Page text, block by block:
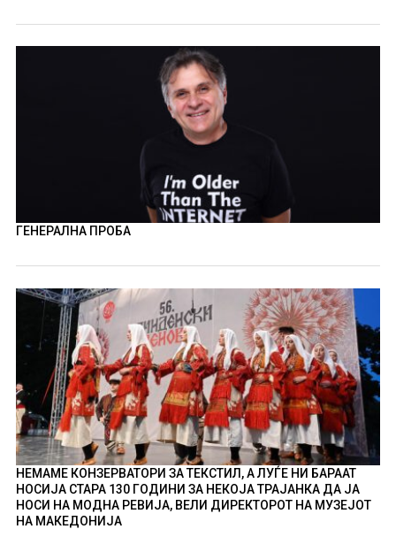
ГЕНЕРАЛНА ПРОБА
НЕМАМЕ КОНЗЕРВАТОРИ ЗА ТЕКСТИЛ, А ЛУЃЕ НИ БАРААТ
НОСИЈА СТАРА 130 ГОДИНИ ЗА НЕКОЈА ТРАЈАНКА ДА ЈА
НОСИ НА МОДНА РЕВИЈА, ВЕЛИ ДИРЕКТОРОТ НА МУЗЕЈОТ
НА МАКЕДОНИЈА